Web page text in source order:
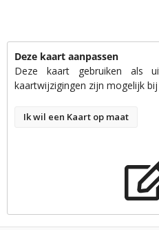
Deze kaart aanpassen
Deze kaart gebruiken als
kaartwijzigingen zijn mogelijk
Ik wil een Kaart op maat